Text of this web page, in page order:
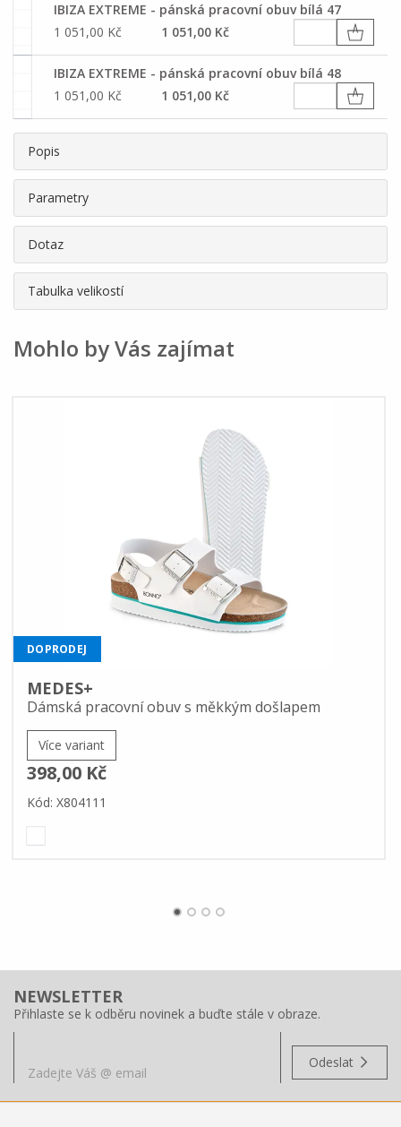
IBIZA EXTREME - pánská pracovní obuv bílá 47
1 051,00 Kč
1 051,00 Kč
IBIZA EXTREME - pánská pracovní obuv bílá 48
1 051,00 Kč
1 051,00 Kč
Popis
Parametry
Dotaz
Tabulka velikostí
Mohlo by Vás zajímat
DOPRODEJ
MEDES+
Dámská pracovní obuv s měkkým došlapem
Více variant
398,00 Kč
Kód: X804111
NEWSLETTER
Přihlaste se k odběru novinek a buďte stále v obraze.
Odeslat